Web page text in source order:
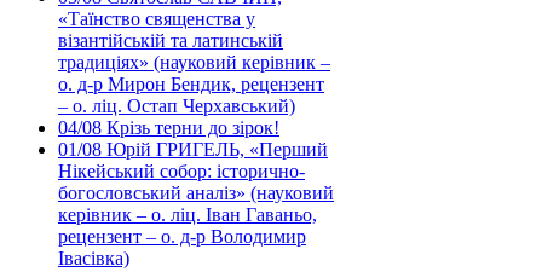
«Таїнство священства у
візантійській та латинській
традиціях» (науковий керівник –
о. д-р Мирон Бендик, рецензент
– о. ліц. Остап Черхавський)
04/08 Крізь терни до зірок!
01/08 Юрій ГРИГЕЛЬ, «Перший
Нікейський собор: історично-
богословський аналіз» (науковий
керівник – о. ліц. Іван Гаваньо,
рецензент – о. д-р Володимир
Івасівка)